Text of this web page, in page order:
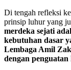
Di tengah refleksi
prinsip luhur yang
merdeka sejati
kebutuhan dasar
Lembaga Amil
dengan